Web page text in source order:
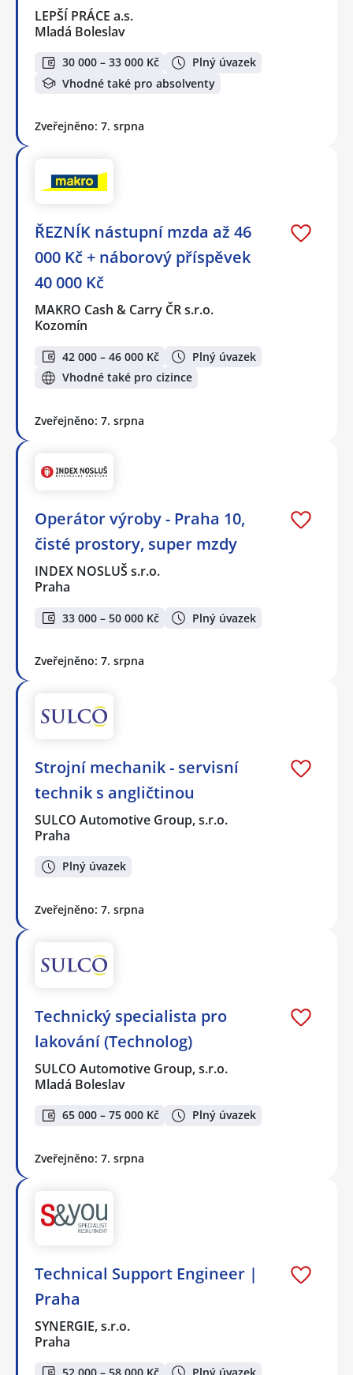
LEPŠÍ PRÁCE a.s.
Mladá Boleslav
30 000 – 33 000 Kč
Plný úvazek
Vhodné také pro absolventy
Zveřejněno: 7. srpna
ŘEZNÍK nástupní mzda až 46
000 Kč + náborový příspěvek
40 000 Kč
MAKRO Cash & Carry ČR s.r.o.
Kozomín
42 000 – 46 000 Kč
Plný úvazek
Vhodné také pro cizince
Zveřejněno: 7. srpna
Operátor výroby - Praha 10,
čisté prostory, super mzdy
INDEX NOSLUŠ s.r.o.
Praha
33 000 – 50 000 Kč Plný úvazek
Zveřejněno: 7. srpna
Strojní mechanik - servisní
technik s angličtinou
SULCO Automotive Group, s.r.o.
Praha
Plný úvazek
Zveřejněno: 7. srpna
Technický specialista pro
lakování (Technolog)
SULCO Automotive Group, s.r.o.
Mladá Boleslav
65 000 – 75 000 Kč Plný úvazek
Zveřejněno: 7. srpna
Technical Support Engineer |
Praha
SYNERGIE, s.r.o.
Praha